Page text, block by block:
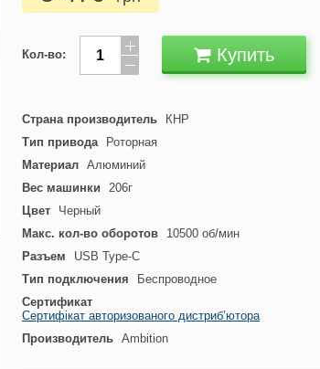
Кол-во: Купить
Страна производитель
КНР
Тип привода
Роторная
Материал Алюминий
Вес машинки
206г
Цвет
Черный
Макс. кол-во оборотов
10500 об/мин
Разъем
USB Type-C
Тип подключения
Беспроводное
Сертификат
Сертифікат авторизованого дистриб’ютора
Производитель Ambition